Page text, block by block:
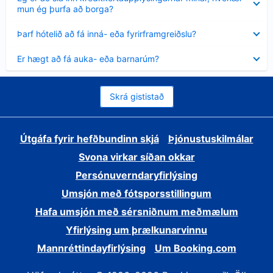
mun ég þurfa að borga?
Þarf hótelið að fá inná- eða fyrirframgreiðslu?
sýnt
Er hægt að fá auka- eða barnarúm?
sýnt
Skrá gististað
Útgáfa fyrir hefðbundinn skjá
Þjónustuskilmálar
Svona virkar síðan okkar
Persónuverndaryfirlýsing
Umsjón með fótsporsstillingum
Hafa umsjón með sérsniðnum meðmælum
Yfirlýsing um þrælkunarvinnu
Mannréttindayfirlýsing
Um Booking.com